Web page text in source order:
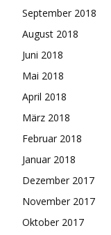
September 2018
August 2018
Juni 2018
Mai 2018
April 2018
März 2018
Februar 2018
Januar 2018
Dezember 2017
November 2017
Oktober 2017